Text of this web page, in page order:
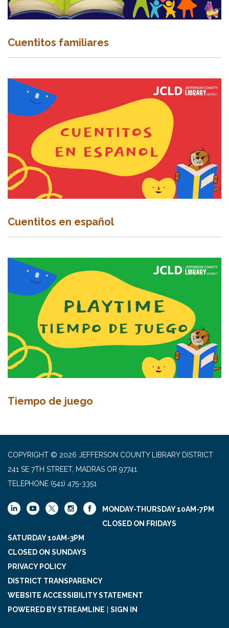
Cuentitos familiares
Cuentitos en español
Tiempo de juego
COPYRIGHT © 2026 JEFFERSON COUNTY LIBRARY DISTRICT
241 SE 7TH STREET, MADRAS OR 97741
TELEPHONE (541) 475-3351
MONDAY-THURSDAY 10AM-7PM
CLOSED ON FRIDAYS
SATURDAY 10AM-3PM
CLOSED ON SUNDAYS
PRIVACY POLICY
DISTRICT TRANSPARENCY
WEBSITE ACCESSIBILITY STATEMENT
POWERED BY STREAMLINE
SIGN IN